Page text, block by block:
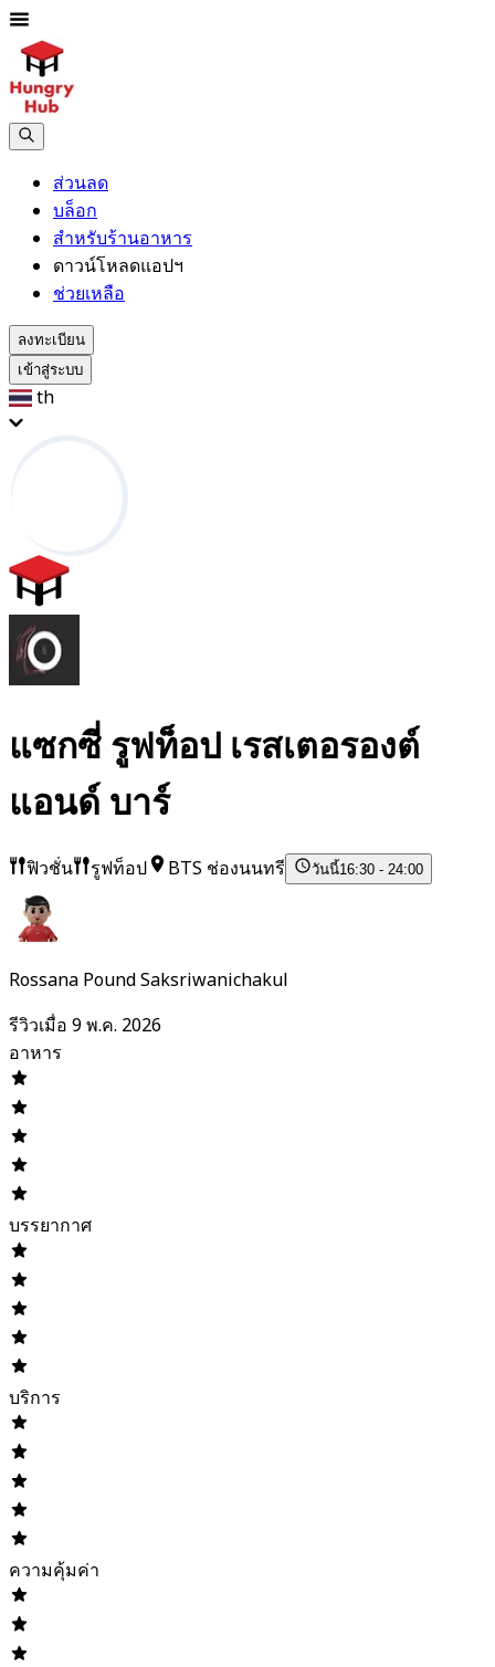
ส่วนลด
บล็อก
สำหรับร้านอาหาร
ดาวน์โหลดแอปฯ
ช่วยเหลือ
ลงทะเบียน
เข้าสู่ระบบ
th
แซกซี่ รูฟท็อป เรสเตอรองต์
แอนด์ บาร์
ฟิวชั่น รูฟท็อป BTS ช่องนนทรี วันนี้16:30 - 24:00
Rossana Pound Saksriwanichakul
รีวิวเมื่อ 9 พ.ค. 2026
อาหาร
บรรยากาศ
บริการ
ความคุ้มค่า